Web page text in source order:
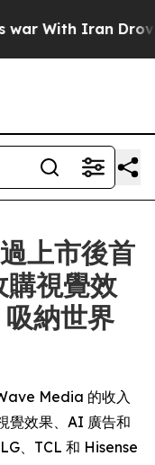
Iran Drove oil
上市後首
購視覺效
納世界
Media 的收入
覺效果、AI 廣告和
、TCL 和 Hisense